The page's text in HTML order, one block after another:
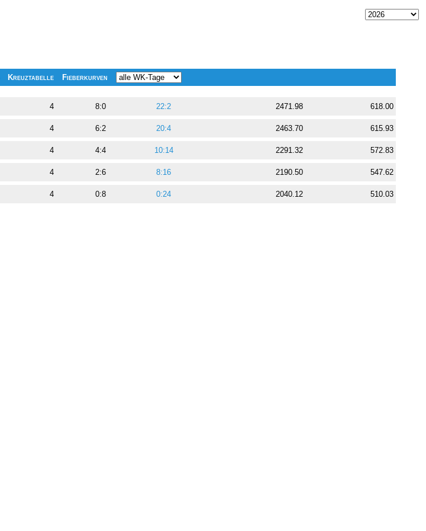
Kreuztabelle Fieberkurven
4 8:0 22:2 2471.98 618.00
4 6:2 20:4 2463.70 615.93
4 4:4 10:14 2291.32 572.83
4 2:6 8:16 2190.50 547.62
4 0:8 0:24 2040.12 510.03